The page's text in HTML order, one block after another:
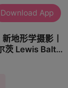
Download App
新地形学摄影丨
茨 Lewis Baltz
摄影视角